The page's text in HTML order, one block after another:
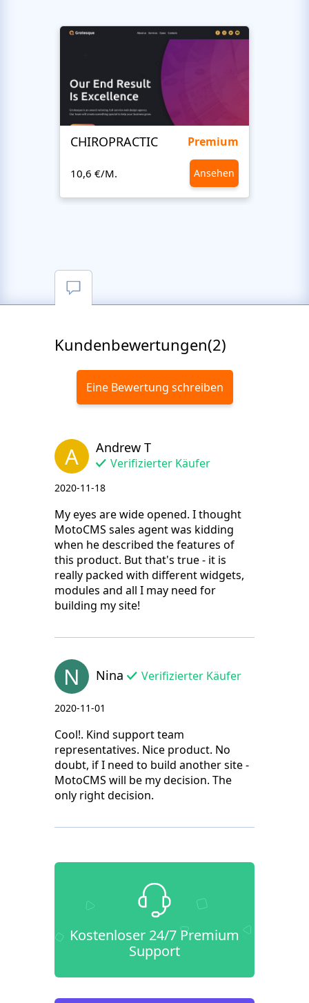
CHIROPRACTIC Premium
10,6 €/M. Ansehen
Kundenbewertungen(2)
Eine Bewertung schreiben
A Andrew T
Verifizierter Käufer
2020-11-18
My eyes are wide opened. I thought
MotoCMS sales agent was kidding
when he described the features of
this product. But that's true - it is
really packed with different widgets,
modules and all I may need for
building my site!
N Nina Verifizierter Käufer
2020-11-01
Cool!. Kind support team
representatives. Nice product. No
doubt, if I need to build another site -
MotoCMS will be my decision. The
only right decision.
Kostenloser 24/7 Premium
Support